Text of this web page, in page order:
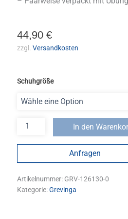
44,90 €
zzgl. Versandkosten
Schuhgröße
In den
Anfragen
Artikelnummer: GRV-126130-0
Kategorie:Grevinga